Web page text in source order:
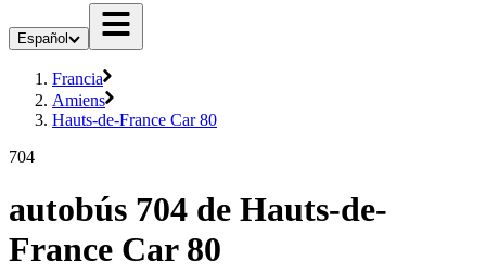
Español
Francia
Amiens
Hauts-de-France Car 80
704
autobús 704 de Hauts-de-
France Car 80